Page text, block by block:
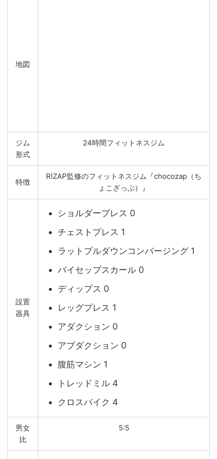
地図
ジム
形式
24時間フィットネスジム
特徴
RIZAP監修のフィットネスジム『chocozap（ち
ょこざっぷ）』
設置
器具
ショルダープレス 0
チェストプレス 1
ラットプルダウンコンバージング 1
バイセップスカール 0
ディップス 0
レッグプレス 1
アダクション 0
アブダクション 0
腹筋マシン 1
トレッドミル 4
クロスバイク 4
男女
比
5:5